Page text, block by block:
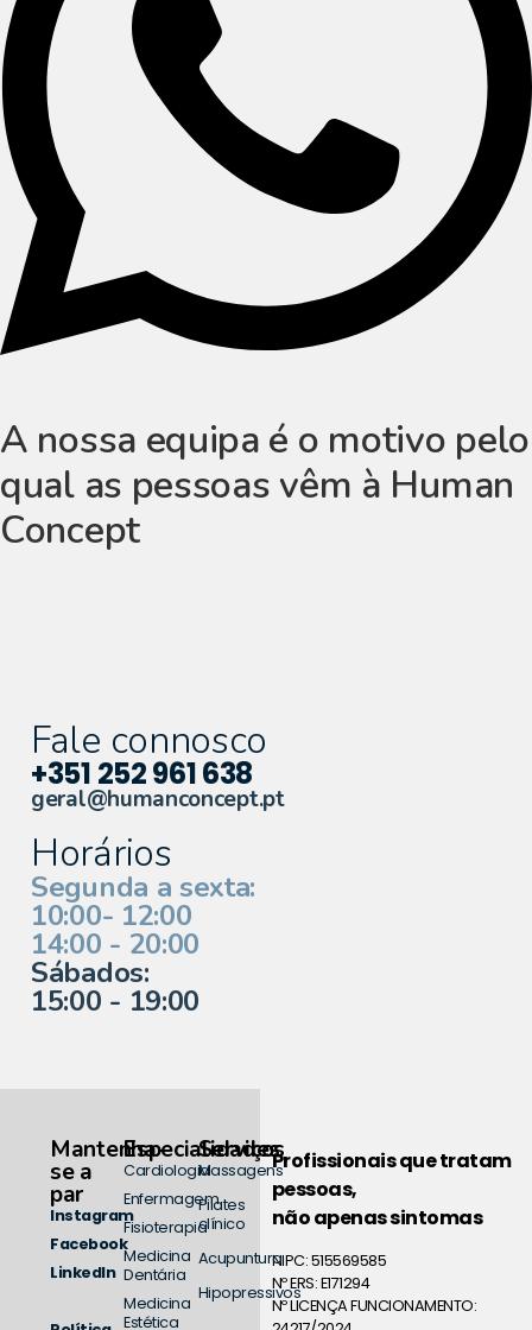
A nossa equipa é o motivo pelo
qual as pessoas vêm à Human
Concept
Fale connosco
+351 252 961 638
geral@humanconcept.pt
Horários
Segunda a sexta:
10:00- 12:00
14:00 - 20:00
Sábados:
15:00 - 19:00
Profissionais que tratam
pessoas,
não apenas sintomas
NIPC: 515569585
Nº ERS: E171294
Nº LICENÇA FUNCIONAMENTO:
Mantenha-
se a
par
Instagram
Facebook
LinkedIn
Especialidades
Cardiologia
Enfermagem
Fisioterapia
Medicina
Dentária
Medicina
Estética
Serviços
Massagens
Pilates
clínico
Acupuntura
Hipopressivos